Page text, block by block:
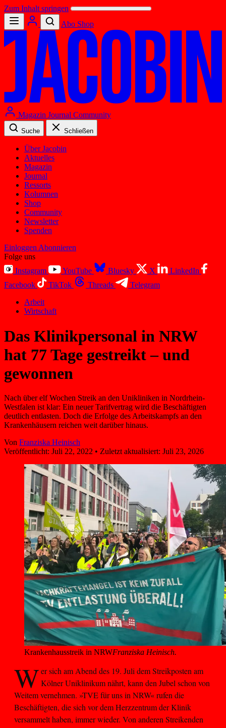
Zum Inhalt springen
Abo Shop
Magazin Journal Community
Suche Schließen
Über Jacobin
Aktuelles
Magazin
Journal
Ressorts
Kolumnen
Shop
Community
Newsletter
Spenden
Einloggen Abonnieren
Folge uns
Instagram
YouTube Bluesky X
LinkedIn
Facebook
TikTok Threads
Telegram
Arbeit
Wirtschaft
Das Klinikpersonal in NRW
hat 77 Tage gestreikt – und
gewonnen
Nach über elf Wochen Streik an den Unikliniken in Nordrhein-
Westfalen ist klar: Ein neuer Tarifvertrag wird die Beschäftigten
deutlich entlasten. Doch die Erfolge des Arbeitskampfs an den
Krankenhäusern reichen weit darüber hinaus.
Von Franziska Heinisch
Veröffentlicht: Juli 22, 2022 • Zuletzt aktualisiert: Juli 23, 2026
Krankenhausstreik in NRWFranziska Heinisch.
Wer sich am Abend des 19. Juli dem Streikposten am
Kölner Uniklinikum nährt, kann den Jubel schon von
Weitem vernehmen. »TVE für uns in NRW« rufen die
Beschäftigten, die sich vor dem Herzzentrum der Klinik
versammelt haben, immer wieder. Von anderen Streikenden